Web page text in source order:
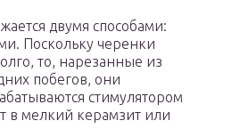
двумя способами:
Поскольку черенки
то, нарезанные из
побегов, они
стимулятором
в мелкий керамзит или